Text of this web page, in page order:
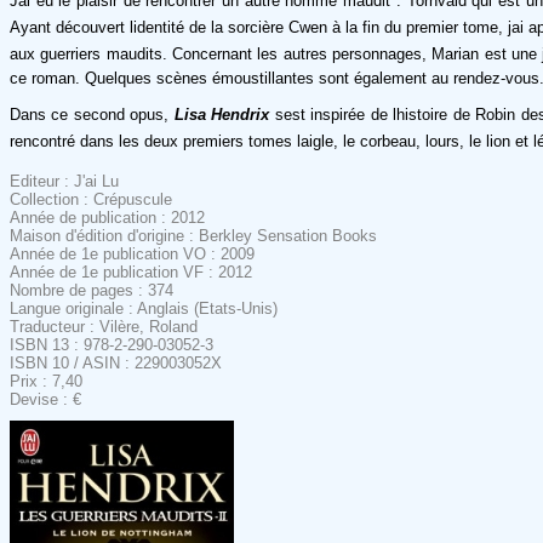
Ayant découvert lidentité de la sorcière Cwen à la fin du premier tome,
aux guerriers maudits. Concernant les autres personnages, Marian est
ce roman. Quelques scènes émoustillantes sont également au rendez-vous.
Dans ce second opus, Lisa Hendrixsest inspirée de lhistoire de Robin
rencontré dans les deux premiers tomes laigle, le corbeau, lours, le lion
Editeur : J'ai Lu
Collection : Crépuscule
Année de publication : 2012
Maison d'édition d'origine : Berkley Sensation Books
Année de 1e publication VO : 2009
Année de 1e publication VF : 2012
Nombre de pages : 374
Langue originale : Anglais (Etats-Unis)
Traducteur : Vilère, Roland
ISBN 13 : 978-2-290-03052-3
ISBN 10 / ASIN : 229003052X
Prix : 7,40
Devise : €